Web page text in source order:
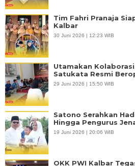
Tim Fahri Pranaja
Kalbar
30 Juni 2026 | 12:23 WIB
Utamakan
Satukata Resmi
29 Juni 2026 | 15:50 WIB
Satono Serahkan
Hingga Pengurus
19 Juni 2026 | 20:06 WIB
OKK PWI Kalbar